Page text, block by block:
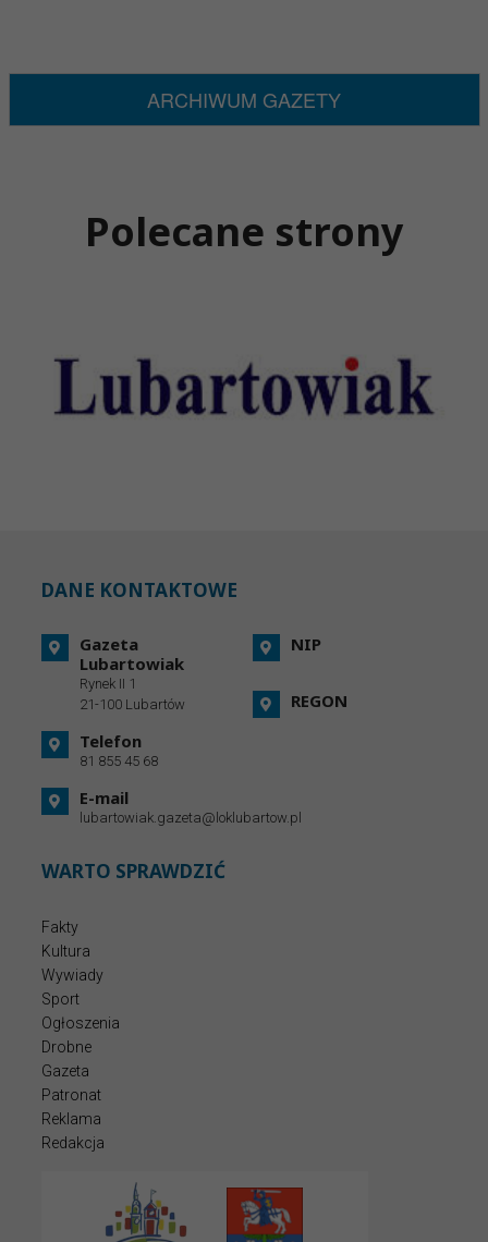
ARCHIWUM GAZETY
Polecane strony
DANE KONTAKTOWE
Gazeta
Lubartowiak
Rynek II 1
21-100 Lubartów
Telefon
81 855 45 68
E-mail
lubartowiak.gazeta@loklubartow.pl
NIP
REGON
WARTO SPRAWDZIĆ
Fakty
Kultura
Wywiady
Sport
Ogłoszenia
Drobne
Gazeta
Patronat
Reklama
Redakcja